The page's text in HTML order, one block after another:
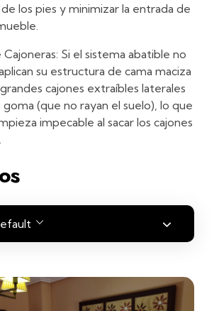
los pies y minimizar la entrada de
Si el sistema abatible no
su estructura de cama maciza
cajones extraíbles laterales
(que no rayan el suelo), lo que
impecable al sacar los cajones